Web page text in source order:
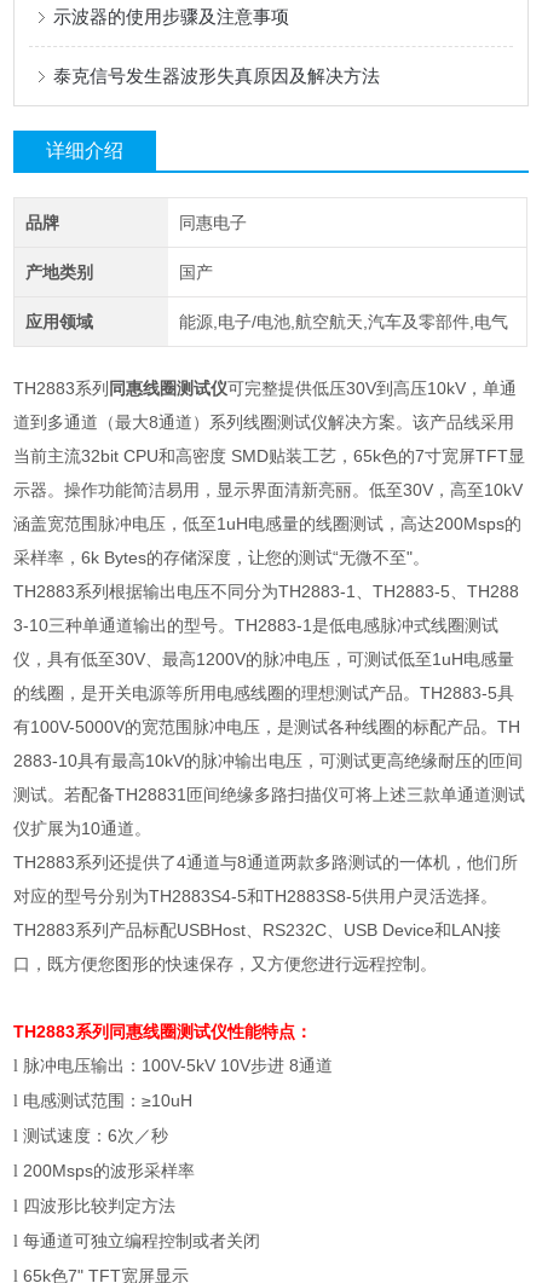
示波器的使用步骤及注意事项
泰克信号发生器波形失真原因及解决方法
详细介绍
品牌 同惠电子
产地类别 国产
应用领域 能源,电子/电池,航空航天,汽车及零部件,电气
TH2883系列 同惠线圈测试仪可完整提供低压30V到高压10kV，单通
道到多通道（最大8通道）系列线圈测试仪解决方案。该产品线采用
当前主流32bit CPU和高密度 SMD贴装工艺，65k色的7寸宽屏TFT显
示器。操作功能简洁易用，显示界面清新亮丽。低至30V，高至10kV
涵盖宽范围脉冲电压，低至1uH电感量的线圈测试，高达200Msps的
采样率，6k Bytes的存储深度，让您的测试“无微不至"。
TH2883系列根据输出电压不同分为TH2883-1 、TH2883-5 、TH288
3-10三种单通道输出的型号。TH2883-1是低电感脉冲式线圈测试
仪，具有低至30V 、最高1200V的脉冲电压，可测试低至1uH电感量
的线圈，是开关电源等所用电感线圈的理想测试产品。TH2883-5具
有100V-5000V的宽范围脉冲电压，是测试各种线圈的标配产品。TH
2883-10具有最高10kV的脉冲输出电压，可测试更高绝缘耐压的匝间
测试。若配备TH28831 匝间绝缘多路扫描仪可将上述三款单通道测试
仪扩展为10通道。
TH2883系列还提供了4通道与8通道两款多路测试的一体机，他们所
对应的型号分别为TH2883S4-5和TH2883S8-5供用户灵活选择。
TH2883系列产品标配USBHost RS232C USB Device和LAN接
口，既方便您图形的快速保存，又方便您进行远程控制。
TH2883系列 同惠线圈测试仪性能特点：
l 脉冲电压输出： 100V-5kV 10V步进 8通道
l 电感测试范围：≥10uH
l 测试速度：6次／秒
l 200Msps的波形采样率
l 四波形比较判定方法
l 每通道可独立编程控制或者关闭
l 65k色7" TFT宽屏显示